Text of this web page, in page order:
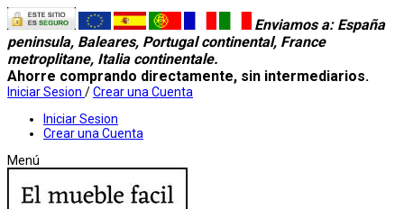
Enviamos a: España
peninsula, Baleares, Portugal continental, France
metroplitane, Italia continentale.
Ahorre comprando directamente, sin intermediarios.
Iniciar Sesion /Crear una Cuenta
Iniciar Sesion
Crear una Cuenta
Menú